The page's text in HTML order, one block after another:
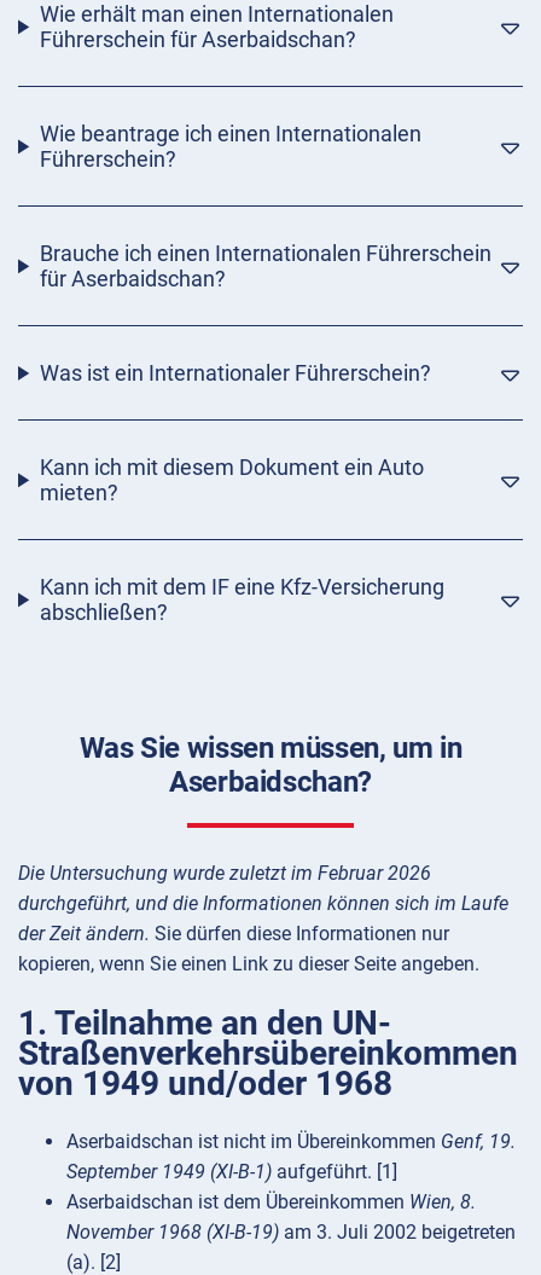
Wie erhält man einen Internationalen
Führerschein für Aserbaidschan?
Wie beantrage ich einen Internationalen
Führerschein?
Brauche ich einen Internationalen Führerschein
für Aserbaidschan?
Was ist ein Internationaler Führerschein?
Kann ich mit diesem Dokument ein Auto
mieten?
Kann ich mit dem IF eine Kfz-Versicherung
abschließen?
Was Sie wissen müssen, um in
Aserbaidschan?
Die Untersuchung wurde zuletzt im Februar 2026
durchgeführt, und die Informationen können sich im Laufe
der Zeit ändern. Sie dürfen diese Informationen nur
kopieren, wenn Sie einen Link zu dieser Seite angeben.
1. Teilnahme an den UN-
Straßenverkehrsübereinkommen
von 1949 und/oder 1968
Aserbaidschan ist nicht im Übereinkommen Genf, 19.
September 1949 (XI-B-1) aufgeführt. [1]
Aserbaidschan ist dem Übereinkommen Wien, 8.
November 1968 (XI-B-19) am 3. Juli 2002 beigetreten
(a). [2]